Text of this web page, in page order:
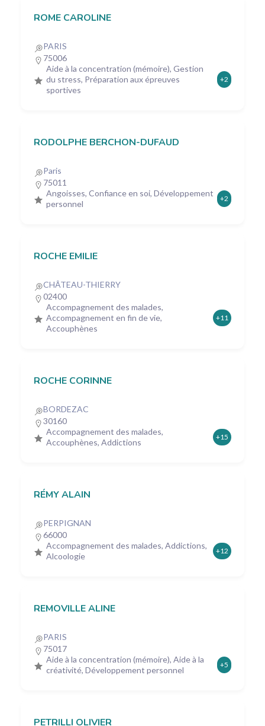
ROME CAROLINE
PARIS
75006
Aide à la concentration (mémoire), Gestion
du stress, Préparation aux épreuves
sportives
+2
RODOLPHE BERCHON-DUFAUD
Paris
75011
Angoisses, Confiance en soi, Développement
personnel
+2
ROCHE EMILIE
CHÂTEAU-THIERRY
02400
Accompagnement des malades,
Accompagnement en fin de vie,
Accouphènes
+11
ROCHE CORINNE
BORDEZAC
30160
Accompagnement des malades,
Accouphènes, Addictions
+15
RÉMY ALAIN
PERPIGNAN
66000
Accompagnement des malades, Addictions,
Alcoologie
+12
REMOVILLE ALINE
PARIS
75017
Aide à la concentration (mémoire), Aide à la
créativité, Développement personnel
+5
PETRILLI OLIVIER